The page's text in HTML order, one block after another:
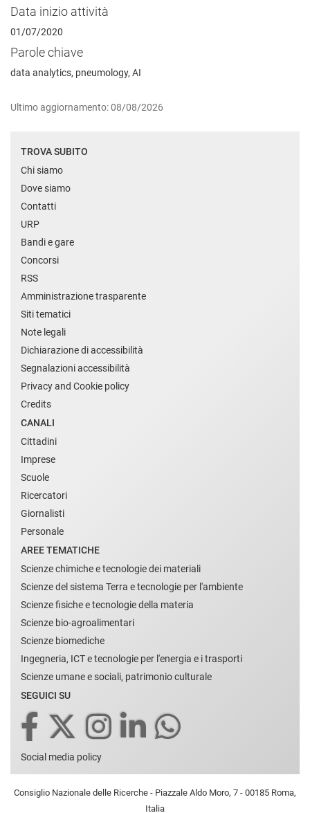
Data inizio attività
01/07/2020
Parole chiave
data analytics, pneumology, AI
Ultimo aggiornamento: 08/08/2026
TROVA SUBITO
Chi siamo
Dove siamo
Contatti
URP
Bandi e gare
Concorsi
RSS
Amministrazione trasparente
Siti tematici
Note legali
Dichiarazione di accessibilità
Segnalazioni accessibilità
Privacy and Cookie policy
Credits
CANALI
Cittadini
Imprese
Scuole
Ricercatori
Giornalisti
Personale
AREE TEMATICHE
Scienze chimiche e tecnologie dei materiali
Scienze del sistema Terra e tecnologie per l'ambiente
Scienze fisiche e tecnologie della materia
Scienze bio-agroalimentari
Scienze biomediche
Ingegneria, ICT e tecnologie per l'energia e i trasporti
Scienze umane e sociali, patrimonio culturale
SEGUICI SU
Social media policy
Consiglio Nazionale delle Ricerche - Piazzale Aldo Moro, 7 - 00185 Roma,
Italia